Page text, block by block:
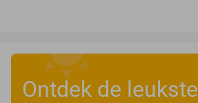
Ontdek de leukste